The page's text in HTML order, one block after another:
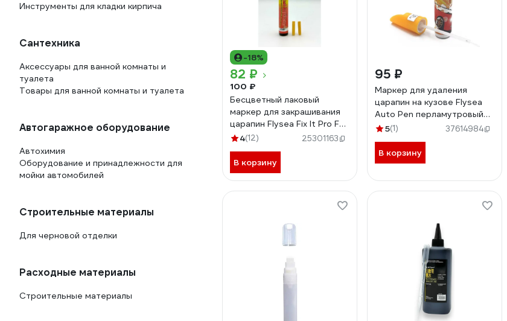
Инструменты для кладки кирпича
Сантехника
Аксессуары для ванной комнаты и
туалета
Товары для ванной комнаты и туалета
Автогаражное оборудование
Автохимия
Оборудование и принадлежности для
мойки автомобилей
Строительные материалы
Для черновой отделки
Расходные материалы
Строительные материалы
-18%
82 ₽
100 ₽
Бесцветный лаковый
маркер для закрашивания
царапин Flysea Fix It Pro FS-
FIP4(12) 25301163
В корзину
95 ₽
Маркер для удаления
царапин на кузове Flysea
Auto Pen перламутровый
белый PE-450 Pearl White
5(1) 37614984
В корзину